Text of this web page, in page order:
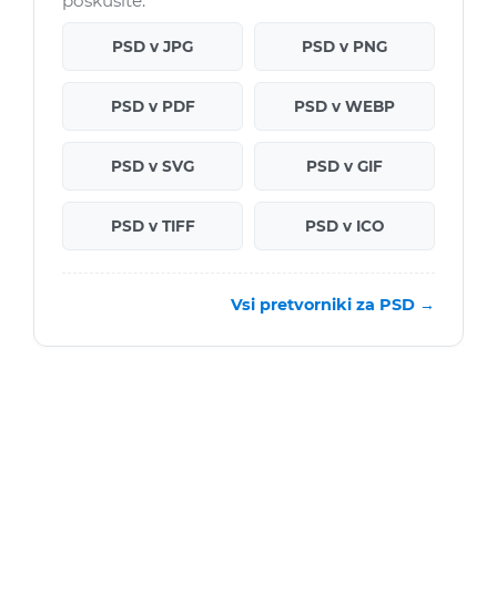
PSD v JPG PSD v PNG
PSD v PDF PSD v WEBP
PSD v SVG PSD v GIF
PSD v TIFF PSD v ICO
Vsi pretvorniki za PSD →